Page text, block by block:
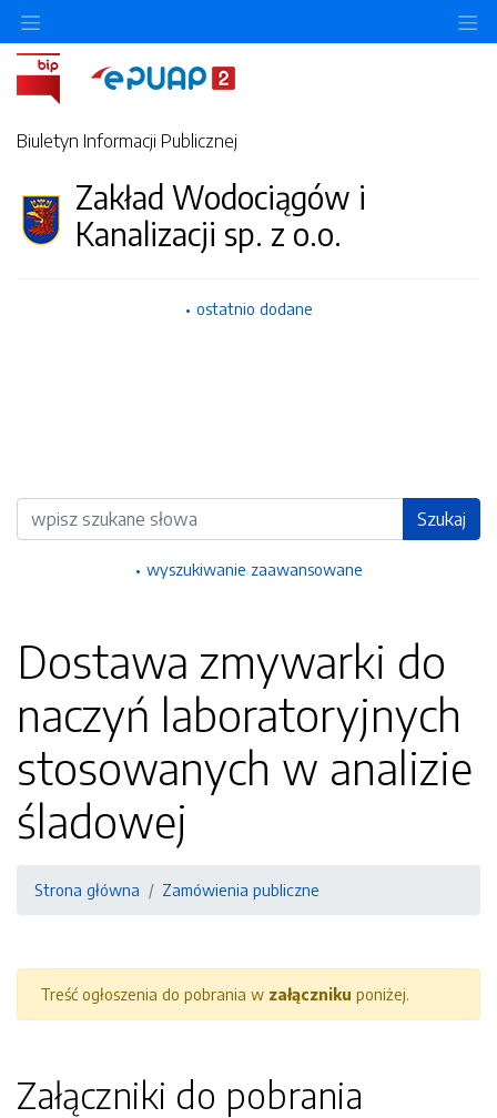
Biuletyn Informacji Publicznej
Zakład Wodociągów i
Kanalizacji sp. z o.o.
ostatnio dodane
Wyszukiwarka Szukaj
wyszukiwanie zaawansowane
Dostawa zmywarki do
naczyń laboratoryjnych
stosowanych w analizie
śladowej
Strona główna Zamówienia publiczne
Treść ogłoszenia do pobrania w załączniku poniżej.
Załączniki do pobrania